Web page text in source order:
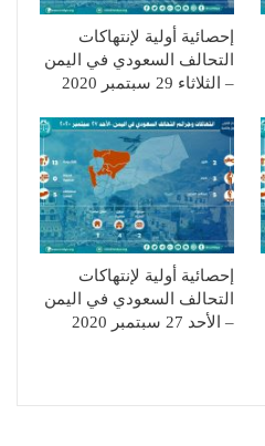
إحصائية أولية لإنتهاكات
التحالف السعودي في اليمن
– الثلاثاء 29 سبتمبر 2020
إحصائية أولية لإنتهاكات
التحالف السعودي في اليمن
– الأحد 27 سبتمبر 2020